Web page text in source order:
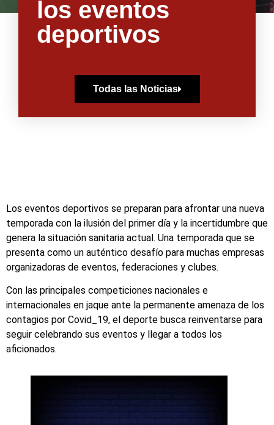
los eventos
deportivos
Todas las Noticias
Los eventos deportivos se preparan para afrontar una nueva
temporada con la ilusión del primer día y la incertidumbre que
genera la situación sanitaria actual. Una temporada que se
presenta como un auténtico desafío para muchas empresas
organizadoras de eventos, federaciones y clubes.
Con las principales competiciones nacionales e
internacionales en jaque ante la permanente amenaza de los
contagios por Covid_19, el deporte busca reinventarse para
seguir celebrando sus eventos y llegar a todos los
aficionados.